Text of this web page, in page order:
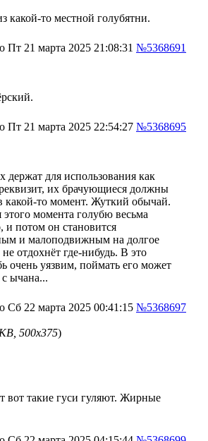
какой-то местной голубятни.
Пт 21 марта 2025 21:08:31 №5368691
Пт 21 марта 2025 22:54:27 №5368695
держат для использования как
их брачующиеся должны
какой-то момент. Жуткий обычай.
этого момента голубю весьма
и потом он становится
и малоподвижным на долгое
отдохнёт где-нибудь. В это
очень уязвим, поймать его может
ычана...
Сб 22 марта 2025 00:41:15 №5368697
500x375)
вот такие гуси гуляют. Жирные